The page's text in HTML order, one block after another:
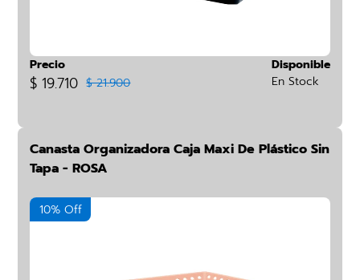
Precio
$ 19.710 $ 21.900
Disponible
En Stock
Canasta Organizadora Caja Maxi De Plástico Sin
Tapa - ROSA
10% Off